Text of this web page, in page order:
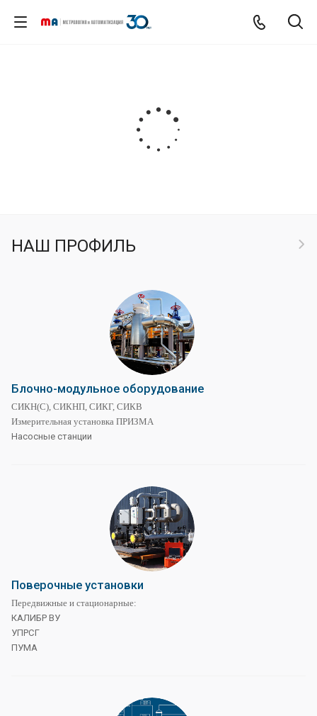
НАШ ПРОФИЛЬ
Блочно-модульное оборудование
СИКН(С), СИКНП, СИКГ, СИКВ
Измерительная установка ПРИЗМА
Насосные станции
Поверочные установки
Передвижные и стационарные:
КАЛИБР ВУ
УПРСГ
ПУМА